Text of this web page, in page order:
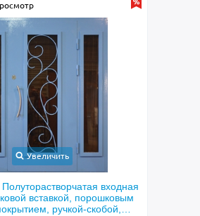
Увеличить
Полуторастворчатая входная
вставкой, порошковым
ручкой-скобой,